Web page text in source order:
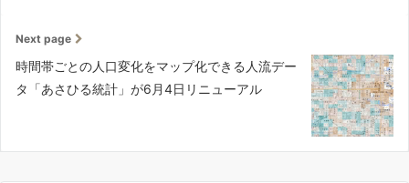
Next page
時間帯ごとの人口変化をマップ化できる人流デー
タ「あさひる統計」が6月4日リニューアル